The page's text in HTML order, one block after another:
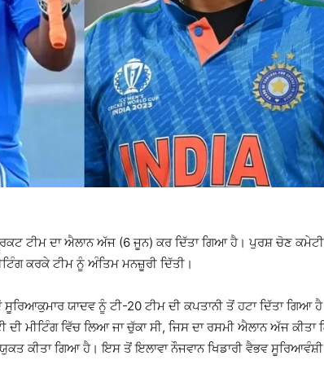
ਟੀਮ ਦਾ ਐਲਾਨ ਅੱਜ (6 ਜੂਨ) ਕਰ ਦਿੱਤਾ ਗਿਆ ਹੈ। ਪੁਰਸ਼ ਚੋਣ ਕਮੇਟੀ
ਕਰਕੇ ਟੀਮ ਨੂੰ ਅੰਤਿਮ ਮਨਜ਼ੂਰੀ ਦਿੱਤੀ।
ਯਾਦਵ ਨੂੰ ਟੀ-20 ਟੀਮ ਦੀ ਕਪਤਾਨੀ ਤੋਂ ਹਟਾ ਦਿੱਤਾ ਗਿਆ
ਦੀ ਮੀਟਿੰਗ ਵਿੱਚ ਲਿਆ ਜਾ ਚੁੱਕਾ ਸੀ, ਜਿਸ ਦਾ ਰਸਮੀ ਐਲਾਨ ਅੱਜ ਕੀਤਾ
ਕੀਤਾ ਗਿਆ ਹੈ। ਇਸ ਤੋਂ ਇਲਾਵਾ ਨੌਜਵਾਨ ਖਿਡਾਰੀ ਵੈਭਵ